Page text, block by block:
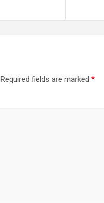
Required fields are marked *